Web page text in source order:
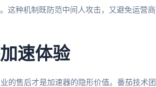
这种机制既防范中间人攻击，又避免运营
速体验
的售后才是加速器的隐形价值。番茄技术